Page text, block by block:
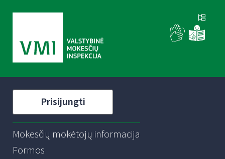
Prisijungti
Mokesčių mokėtojų informacija
Formos